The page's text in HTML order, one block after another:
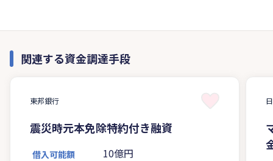
関連する資金調達手段
東邦銀行
震災時元本免除特約付き融資
借入可能額 10億円